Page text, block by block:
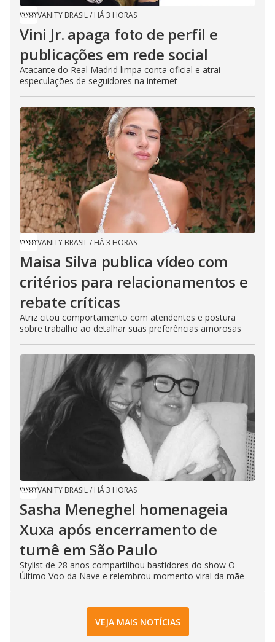
VANITY BRASIL/ HÁ 3 HORAS
Vini Jr. apaga foto de perfil e
publicações em rede social
Atacante do Real Madrid limpa conta oficial e atrai
especulações de seguidores na internet
VANITY BRASIL/ HÁ 3 HORAS
Maisa Silva publica vídeo com
critérios para relacionamentos e
rebate críticas
Atriz citou comportamento com atendentes e postura
sobre trabalho ao detalhar suas preferências amorosas
VANITY BRASIL/ HÁ 3 HORAS
Sasha Meneghel homenageia
Xuxa após encerramento de
turnê em São Paulo
Stylist de 28 anos compartilhou bastidores do show O
Último Voo da Nave e relembrou momento viral da mãe
VEJA MAIS NOTÍCIAS